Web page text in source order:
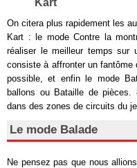
On citera plus rapidement les
Kart : le mode Contre la
réaliser le meilleur temps sur
consiste à affronter un fantôme
possible, et enfin le mode
ballons ou Bataille de pièces.
dans des zones de circuits du
Le mode Balade
Ne pensez pas que nous